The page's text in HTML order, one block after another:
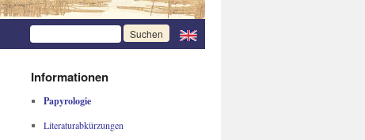
Informationen
Papyrologie
Literaturabkürzungen